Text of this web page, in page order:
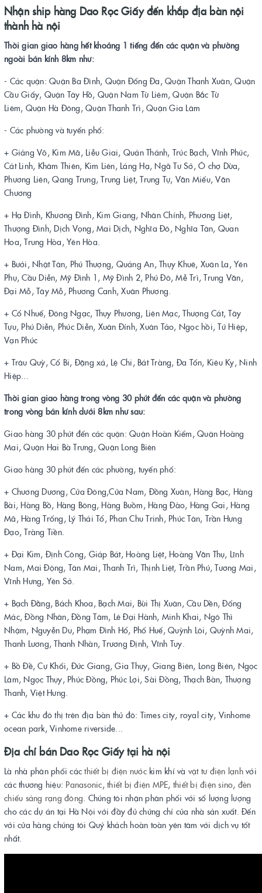
Nhận ship hàng Dao Rọc Giấy đến khắp địa bàn nội
thành hà nội
Thời gian giao hàng hết khoảng 1 tiếng đến các quận và phường
ngoài bán kính 8km như:
- Các quận: Quận Ba Đình, Quận Đống Đa, Quận Thanh Xuân, Quận
Cầu Giấy, Quận Tây Hồ, Quận Nam Từ Liêm, Quận Bắc Từ
Liêm, Quận Hà Đông, Quận Thanh Trì, Quận Gia Lâm
- Các phường và tuyến phố:
+ Giảng Võ, Kim Mã, Liễu Giai, Quán Thánh, Trúc Bạch, Vĩnh Phúc,
Cát Linh, Khâm Thiên, Kim Liên, Láng Hạ, Ngã Tư Sở, Ô chợ Dừa,
Phương Liên, Qang Trung, Trung Liệt, Trung Tự, Văn Miếu, Văn
Chương
+ Hạ Đình, Khương Đình, Kim Giang, Nhân Chính, Phương Liệt,
Thượng Đình, Dịch Vọng, Mai Dịch, Nghĩa Đô, Nghĩa Tân, Quan
Hoa, Trung Hòa, Yên Hòa.
+ Bưởi, Nhật Tân, Phú Thượng, Quảng An, Thụy Khuê, Xuân La, Yên
Phụ, Cầu Diễn, Mỹ Đình 1, Mỹ Đình 2, Phú Đô, Mễ Trì, Trung Văn,
Đại Mỗ, Tây Mỗ, Phương Canh, Xuân Phương.
+ Cổ Nhuế, Đông Ngạc, Thụy Phương, Liên Mạc, Thượng Cát, Tây
Tựu, Phú Diễn, Phúc Diễn, Xuân Đỉnh, Xuân Tảo, Ngọc hồi, Tứ Hiệp,
Vạn Phúc
+ Trâu Quỳ, Cổ Bi, Đặng xá, Lệ Chi, Bát Tràng, Đa Tốn, Kiêu Kỵ, Ninh
Hiệp...
Thời gian giao hàng trong vòng 30 phút đến các quận và phường
trong vòng bán kính dưới 8km như sau:
Giao hàng 30 phút đến các quận: Quận Hoàn Kiếm, Quận Hoàng
Mai, Quận Hai Bà Trưng, Quận Long Biên
Giao hàng 30 phút đến các phường, tuyến phố:
+ Chương Dương, Cửa Đông,Cửa Nam, Đồng Xuân, Hàng Bạc, Hàng
Bài, Hàng Bồ, Hàng Bông, Hàng Buồm, Hàng Đào, Hàng Gai, Hàng
Mã, Hàng Trống, Lý Thái Tổ, Phan Chu Trinh, Phúc Tân, Trần Hưng
Đạo, Tràng Tiền.
+ Đại Kim, Định Công, Giáp Bát, Hoàng Liệt, Hoàng Văn Thụ, Lĩnh
Nam, Mai Động, Tân Mai, Thanh Trì, Thịnh Liệt, Trần Phú, Tương Mai,
Vĩnh Hưng, Yên Sở.
+ Bạch Đằng, Bách Khoa, Bạch Mai, Bùi Thị Xuân, Cầu Dền, Đống
Mác, Đồng Nhân, Đồng Tâm, Lê Đại Hành, Minh Khai, Ngô Thì
Nhậm, Nguyễn Du, Phạm Đình Hổ, Phố Huế, Quỳnh Lôi, Quỳnh Mai,
Thanh Lương, Thanh Nhàn, Trương Định, Vĩnh Tuy.
+ Bồ Đề, Cự Khối, Đức Giang, Gia Thụy, Giang Biên, Long Biên, Ngọc
Lâm, Ngọc Thụy, Phúc Đồng, Phúc Lợi, Sài Đồng, Thạch Bàn, Thượng
Thanh, Việt Hưng.
+ Các khu đô thị trên địa bàn thủ đô: Times city, royal city, Vinhome
ocean park, Vinhome riverside...
Địa chỉ bán Dao Rọc Giấy tại hà nội
Là nhà phân phối cácthiết bị điện nướckim khí và vật tư điện lạnhvới
các thương hiệu: Panasonic, thiết bị điện MPE, thiết bị điện sino, đèn
chiếu sáng rạng đông. Chúng tôi nhận phân phối với số lượng lượng
cho các dự án tại Hà Nội với đầy đủ chứng chỉ của nhà sản xuất. Đến
với cửa hàng chúng tôi Quý khách hoàn toàn yên tâm với dịch vụ tốt
nhất.